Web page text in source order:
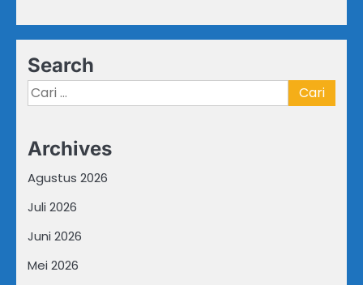
Search
Cari
untuk:
Archives
Agustus 2026
Juli 2026
Juni 2026
Mei 2026